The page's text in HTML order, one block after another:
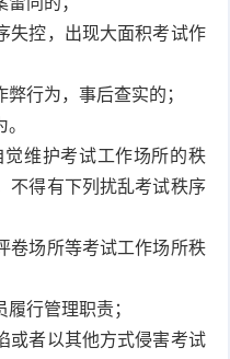
失控，出现大面积考试作
弊行为，事后查实的；
维护考试工作场所的秩
不得有下列扰乱考试秩序
卷场所等考试工作场所秩
履行管理职责；
或者以其他方式侵害考试